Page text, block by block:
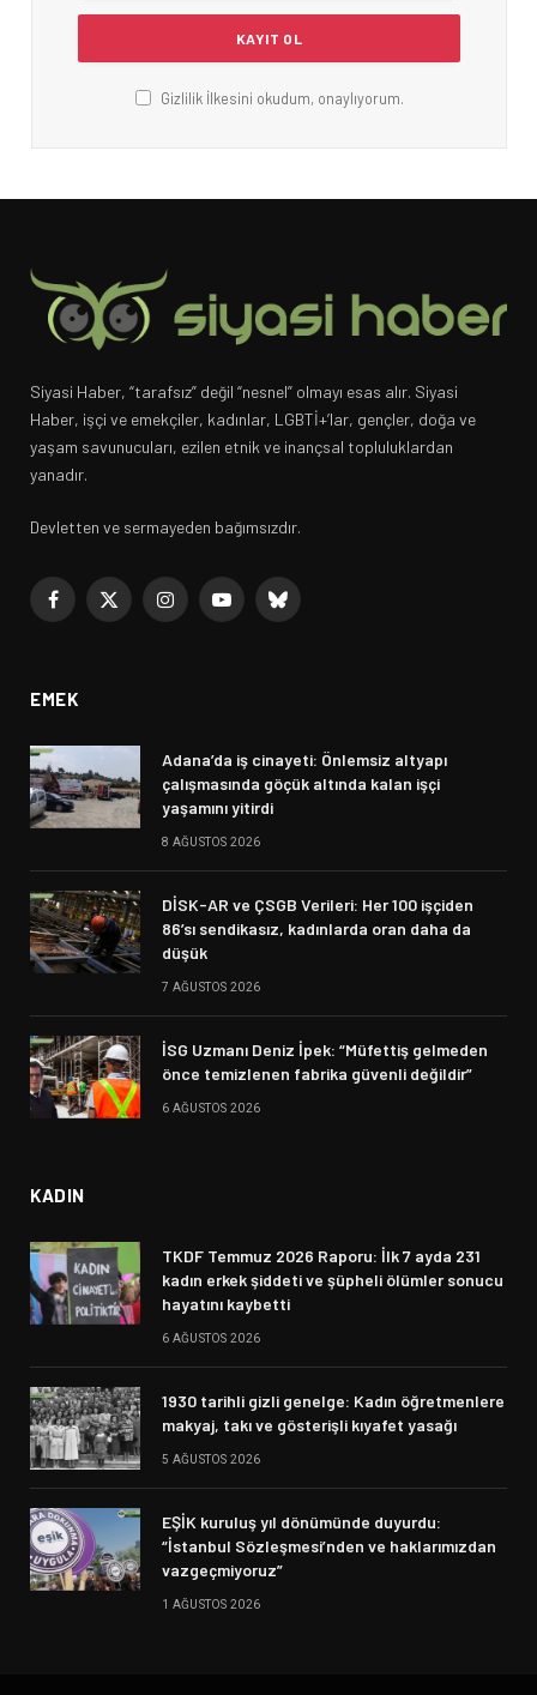
Gizlilik İlkesini okudum, onaylıyorum.
Siyasi Haber, “tarafsız” değil “nesnel” olmayı esas alır. Siyasi
Haber, işçi ve emekçiler, kadınlar, LGBTİ+’lar, gençler, doğa ve
yaşam savunucuları, ezilen etnik ve inançsal topluluklardan
yanadır.
Devletten ve sermayeden bağımsızdır.
Facebook
X
InstagramYouTubeBluesky
EMEK
Adana’da iş cinayeti: Önlemsiz altyapı
çalışmasında göçük altında kalan işçi
yaşamını yitirdi
8 AĞUSTOS 2026
DİSK-AR ve ÇSGB Verileri: Her 100 işçiden
86’sı sendikasız, kadınlarda oran daha da
düşük
7 AĞUSTOS 2026
İSG Uzmanı Deniz İpek: “Müfettiş gelmeden
önce temizlenen fabrika güvenli değildir”
6 AĞUSTOS 2026
KADIN
TKDF Temmuz 2026 Raporu: İlk 7 ayda 231
kadın erkek şiddeti ve şüpheli ölümler sonucu
hayatını kaybetti
6 AĞUSTOS 2026
1930 tarihli gizli genelge: Kadın öğretmenlere
makyaj, takı ve gösterişli kıyafet yasağı
5 AĞUSTOS 2026
EŞİK kuruluş yıl dönümünde duyurdu:
“İstanbul Sözleşmesi’nden ve haklarımızdan
vazgeçmiyoruz”
1 AĞUSTOS 2026